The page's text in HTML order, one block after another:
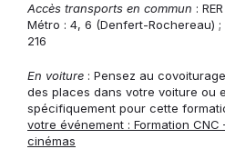
Accès transports en commun :
Métro : 4, 6 (Denfert-Rochereau)
216
En voiture : Pensez au
des places dans votre voiture ou
spécifiquement pour cette
votre événement : Formation
cinémas